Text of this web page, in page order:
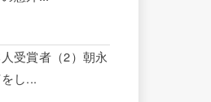
受賞者（2）朝永
し...